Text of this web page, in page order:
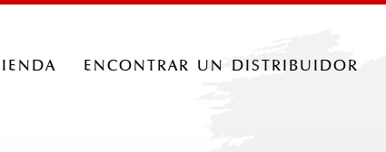
encontrar un distribuidor